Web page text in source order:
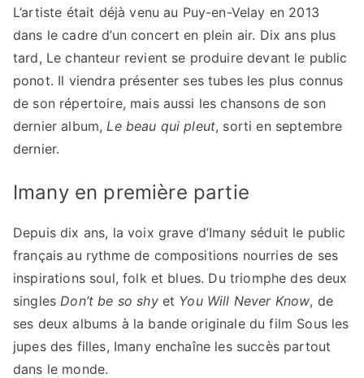
L’artiste était déjà venu au Puy-en-Velay en 2013
dans le cadre d’un concert en plein air. Dix ans plus
tard, Le chanteur revient se produire devant le public
ponot. Il viendra présenter ses tubes les plus connus
de son répertoire, mais aussi les chansons de son
dernier album, Le beau qui pleut, sorti en septembre
dernier.
Imany en première partie
Depuis dix ans, la voix grave d’Imany séduit le public
français au rythme de compositions nourries de ses
inspirations soul, folk et blues. Du triomphe des deux
singles Don’t be so shyet You Will Never Know, de
ses deux albums à la bande originale du film Sous les
jupes des filles, Imany enchaîne les succès partout
dans le monde.